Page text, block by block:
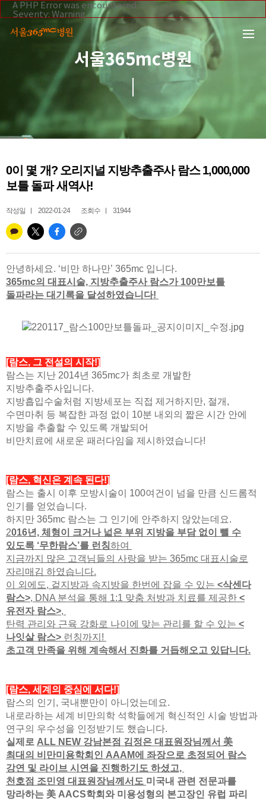
A PHP Error was encountered
Severity: Warning
Message: Invalid argument supplied for foreach()
Filename: _inc/header_body.php
Line Number: 108
/home/suction/public_html/application/views/mobile/
Line: 108
Function: _error_handler
/home/suction/public_html/application/views/mobile/
Line: 295
Function: include
File:
/home/suction/public_html/application/core/
File:
/home/suction/public_html/application/controllers/
Line: 255
Function: view_print
Line: 327
본문 바로가기
서울365mc병원
0이 몇 개? 오리지널 지방추출주사 람스 1,000,000
보틀 돌파 새역사!
작성일 2022-01-24 조회수 31944
안녕하세요. ‘비만 하나만’ 365mc 입니다.
365mc의 대표시술, 지방추출주사 람스가 100만보틀
돌파라는 대기록을 달성하였습니다!
[람스, 그 전설의 시작!]
람스는 지난 2014년 365mc가 최초로 개발한
지방추출주사입니다.
지방흡입수술처럼 지방세포는 직접 제거하지만, 절개,
수면마취 등 복잡한 과정 없이 10분 내외의 짧은 시간 안에
지방을 추출할 수 있도록 개발되어
비만치료에 새로운 패러다임을 제시하였습니다!
[람스, 혁신은 계속 된다!]
람스는 출시 이후 모방시술이 100여건이 넘을 만큼 신드롬적
인기를 얻었습니다.
하지만 365mc 람스는 그 인기에 안주하지 않았는데요.
2016년, 체형이 크거나 넓은 부위 지방을 부담 없이 뺄 수
있도록 ‘무한람스’를 런칭하여
지금까지 많은 고객님들의 사랑을 받는 365mc 대표시술로
자리매김 하였습니다.
이 외에도, 겉지방과 속지방을 한번에 잡을 수 있는 <삭센다
람스>, DNA 분석을 통해 1:1 맞춤 처방과 치료를 제공한 <
유전자 람스>,
탄력 관리와 근육 강화로 나이에 맞는 관리를 할 수 있는 <
나잇살 람스> 런칭까지!
초고객 만족을 위해 계속해서 진화를 거듭해오고 있답니다.
[람스, 세계의 중심에 서다!]
람스의 인기, 국내뿐만이 아니었는데요.
내로라하는 세계 비만의학 석학들에게 혁신적인 시술 방법과
연구의 우수성을 인정받기도 했습니다.
실제로 ALL NEW 강남본점 김정은 대표원장님께서 美
최대의 비만미용학회인 AAAM에 좌장으로 초정되어 람스
강연 및 라이브 시연을 진행하기도 하셨고,
천호점 조민영 대표원장님께서도 미국내 관련 전문과를
망라하는 美 AACS학회와 미용성형의 본고장인 유럽 파리